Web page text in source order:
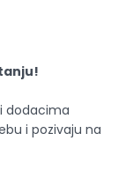
dodacima
i pozivaju na